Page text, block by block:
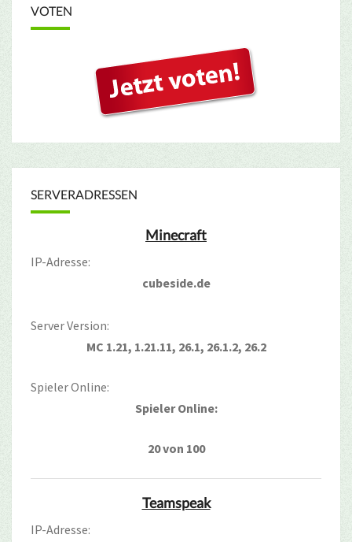
VOTEN
SERVERADRESSEN
Minecraft
IP-Adresse:
cubeside.de
Server Version:
MC 1.21, 1.21.11, 26.1, 26.1.2, 26.2
Spieler Online:
Spieler Online:
20 von 100
Teamspeak
IP-Adresse: